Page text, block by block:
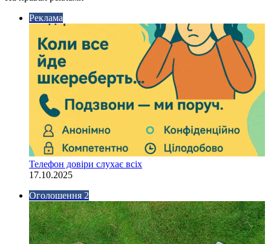
Реклама
Телефон довіри слухає всіх
17.10.2025
Оголошення 2